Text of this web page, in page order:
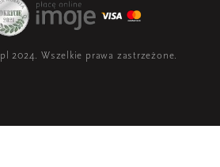
2024. Wszelkie prawa zastrzeżone.